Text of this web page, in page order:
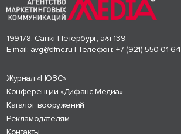
199178, Санкт-Петербург, а/я 139
E-mail: avg@dfnc.ru | Телефон: +7 (921) 550-01-64
Журнал «НОЗС»
Конференции «Дифанс Медиа»
Каталог вооружений
Рекламодателям
Контакты